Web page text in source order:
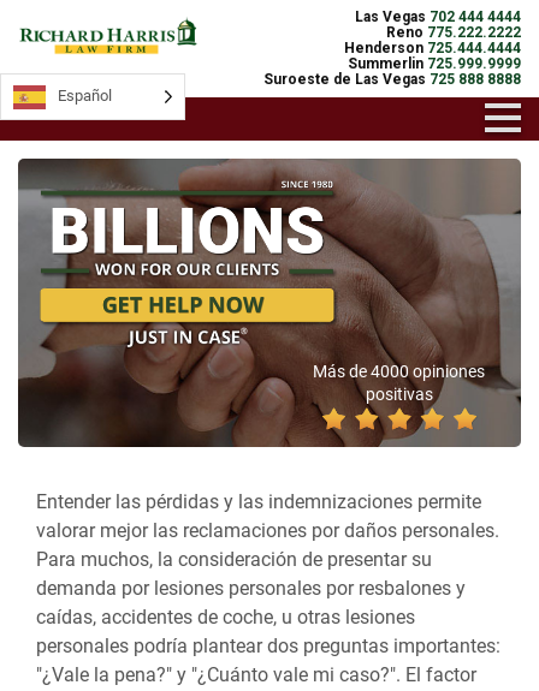
Las Vegas 702 444 4444
Reno 775.222.2222
Henderson 725.444.4444
Summerlin 725.999.9999
Suroeste de Las Vegas 725 888 8888
Más de 4000 opiniones
positivas
Entender las pérdidas y las indemnizaciones permite
valorar mejor las reclamaciones por daños personales.
Para muchos, la consideración de presentar su
demanda por lesiones personales por resbalones y
caídas, accidentes de coche, u otras lesiones
personales podría plantear dos preguntas importantes:
"¿Vale la pena?" y "¿Cuánto vale mi caso?". El factor
Español